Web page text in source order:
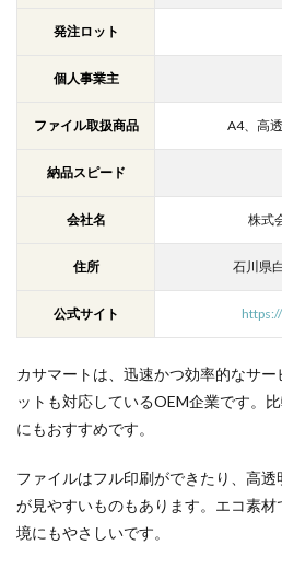
発注ロット
個人事業主
ファイル取扱商品 A4、高
納品スピード
会社名 株式
住所 石川県
公式サイト
カサマートは、迅速かつ効率的なサ
ットも対応しているOEM企業です。
にもおすすめです。
ファイルはフル印刷ができたり、高
が見やすいものもあります。エコ素
境にもやさしいです。